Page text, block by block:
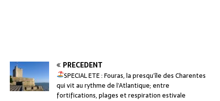
PRÉCÉDENT
SPECIAL ETE : Fouras, la presqu’île des Charentes
qui vit au rythme de l’Atlantique; entre
fortifications, plages et respiration estivale